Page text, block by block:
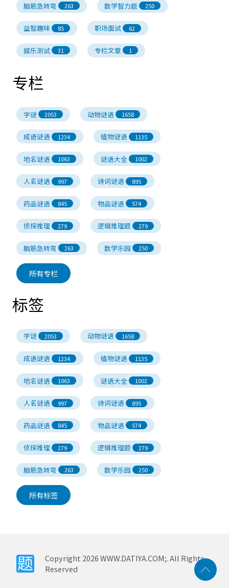
脑筋急转弯 263 数学智力题 250
益智趣味 85 职场面试 62
娱乐测试 31 专栏文章 1
专栏
字谜 2053 动物谜语 1658
成语谜语 1234 植物谜语 1135
地名谜语 1063 谜语大全 1002
人名谜语 997 诗词谜语 895
药品谜语 845 物品谜语 574
侦探推理 279 逻辑推理题 279
脑筋急转弯 263 数学乐园 250
所有专栏
标签
字谜 2053 动物谜语 1658
成语谜语 1234 植物谜语 1135
地名谜语 1063 谜语大全 1002
人名谜语 997 诗词谜语 895
药品谜语 845 物品谜语 574
侦探推理 279 逻辑推理题 279
脑筋急转弯 263 数学乐园 250
所有标签
Copyright 2026WWW.DATIYA.COM;. All Rights
Reserved